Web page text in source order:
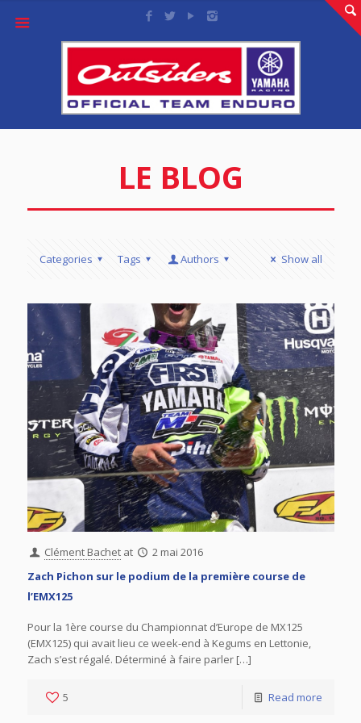
LE BLOG
Categories Tags Authors Show all
Clément Bachet at
2 mai 2016
Zach Pichon sur le podium de la première course de
l’EMX125
Pour la 1ère course du Championnat d’Europe de MX125
(EMX125) qui avait lieu ce week-end à Kegums en Lettonie,
Zach s’est régalé. Déterminé à faire parler […]
5 Read more